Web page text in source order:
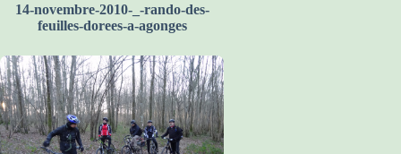
14-novembre-2010-_-rando-des-
feuilles-dorees-a-agonges